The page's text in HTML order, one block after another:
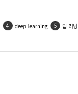
deep learning 딥 러닝